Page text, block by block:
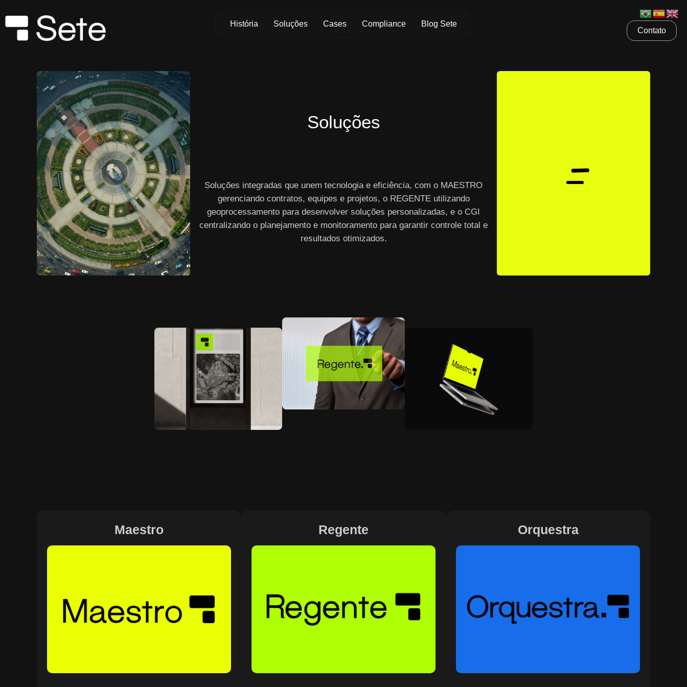
História Soluções Cases Compliance Blog Sete
Contato
Soluções
Soluções integradas que unem tecnologia e eficiência, com o MAESTRO
gerenciando contratos, equipes e projetos, o REGENTE utilizando
geoprocessamento para desenvolver soluções personalizadas, e o CGI
centralizando o planejamento e monitoramento para garantir controle total e
resultados otimizados.
Maestro Regente Orquestra